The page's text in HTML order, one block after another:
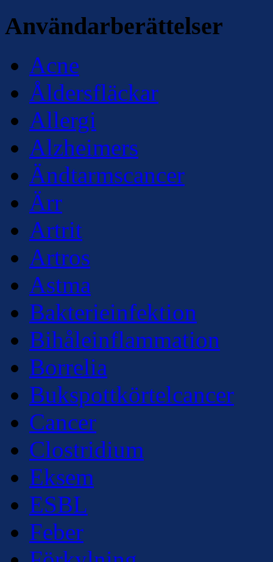
Användarberättelser
Acne
Åldersfläckar
Allergi
Alzheimers
Ändtarmscancer
Ärr
Artrit
Artros
Astma
Bakterieinfektion
Bihåleinflammation
Borrelia
Bukspottkörtelcancer
Cancer
Clostridium
Eksem
ESBL
Feber